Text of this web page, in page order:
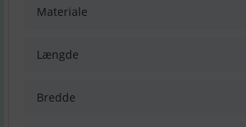
Materiale
Længde
Bredde